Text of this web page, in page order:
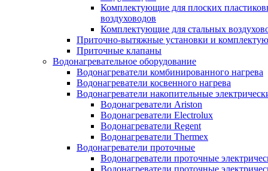
Комплектующие для плоских
воздуховодов
Комплектующие для стальных
Приточно-вытяжные установки и
Приточные клапаны
Водонагревательное оборудование
Водонагреватели комбинированного нагрева
Водонагреватели косвенного нагрева
Водонагреватели накопительные
Водонагреватели Ariston
Водонагреватели Electrolux
Водонагреватели Regent
Водонагреватели Thermex
Водонагреватели проточные
Водонагреватели проточные